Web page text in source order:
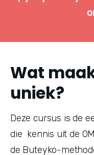
Wat
uniek?
Deze cursus is de
die  kennis uit de
de Buteyko-